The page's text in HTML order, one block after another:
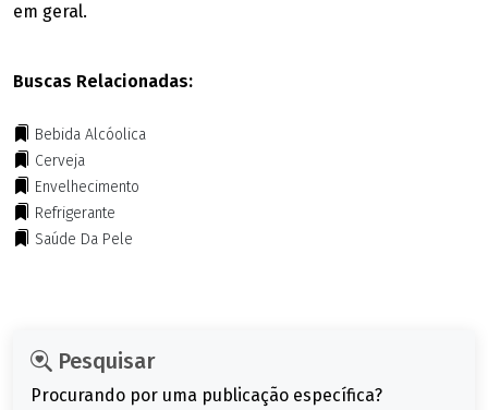
em geral.
Buscas Relacionadas:
Bebida Alcóolica
Cerveja
Envelhecimento
Refrigerante
Saúde Da Pele
Pesquisar
Procurando por uma publicação específica?